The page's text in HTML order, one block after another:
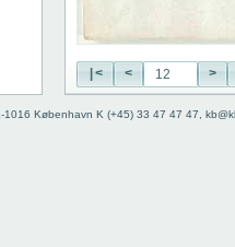
|< < >
København K (+45) 33 47 47 47,